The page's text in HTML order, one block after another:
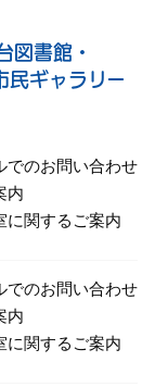
図書館・
民ギャラリー
でのお問い合わせ
内
に関するご案内
でのお問い合わせ
内
に関するご案内